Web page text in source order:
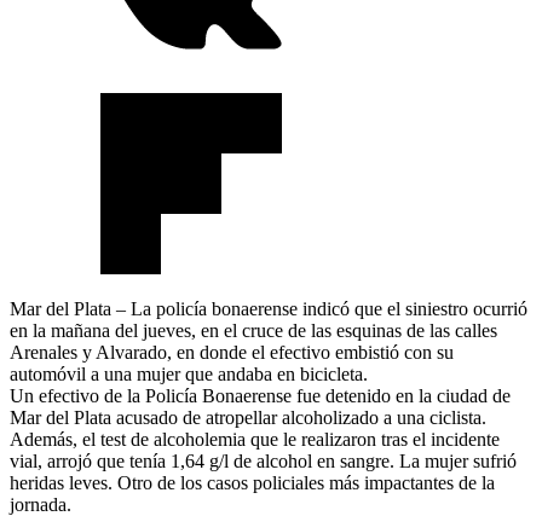
Mar del Plata – La policía bonaerense indicó que el siniestro ocurrió
en la mañana del jueves, en el cruce de las esquinas de las calles
Arenales y Alvarado, en donde el efectivo embistió con su
automóvil a una mujer que andaba en bicicleta.
Un efectivo de la Policía Bonaerense fue detenido en la ciudad de
Mar del Plata acusado de atropellar alcoholizado a una ciclista.
Además, el test de alcoholemia que le realizaron tras el incidente
vial, arrojó que tenía 1,64 g/l de alcohol en sangre. La mujer sufrió
heridas leves. Otro de los casos policiales más impactantes de la
jornada.